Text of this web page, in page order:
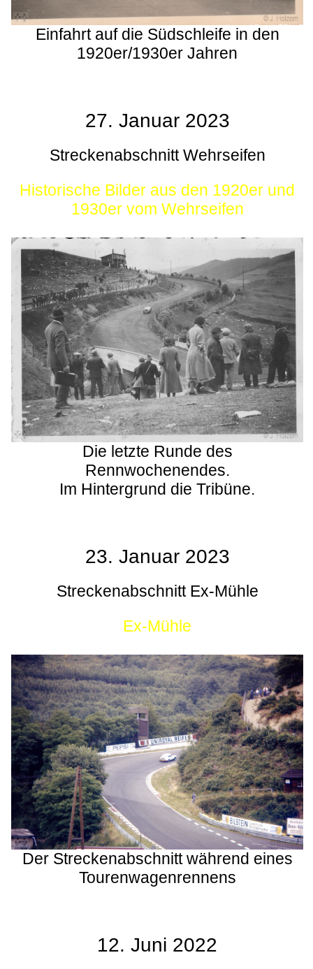
Einfahrt auf die Südschleife in den
1920er/1930er Jahren
27. Januar 2023
Streckenabschnitt Wehrseifen
Historische Bilder aus den 1920er und
1930er vom Wehrseifen
Die letzte Runde des
Rennwochenendes.
Im Hintergrund die Tribüne.
23. Januar 2023
Streckenabschnitt Ex-Mühle
Ex-Mühle
Der Streckenabschnitt während eines
Tourenwagenrennens
12. Juni 2022